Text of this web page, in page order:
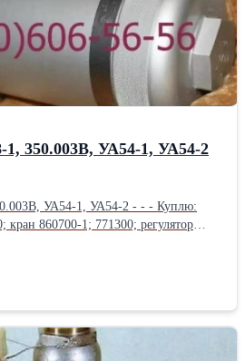
ВПК-12-05 2С; Продам:
канала ВБК-12-05 2С; Блок
СК-4;
БУС-58;
350.003В, УА54-1, УА54-2
УА54-1, УА54-2 - - - Куплю:
860700-1; 771300; регулятор
УА54-2; Клапан 1890А-2Т;
масляный 768800;
2; датчик П-77 вар. 2;
УА54-2; Куплю: Блок
Э26Г; 8Д5.886.528-01; Кран
Н5810-820; СП-70;